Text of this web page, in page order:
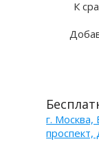
К
г. Москва,
проспект,